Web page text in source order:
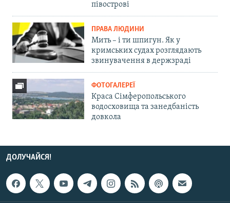
півострові
ПРАВА ЛЮДИНИ
Мить – і ти шпигун. Як у
кримських судах розглядають
звинувачення в держзраді
ФОТОГАЛЕРЕЇ
Краса Сімферопольського
водосховища та занедбаність
довкола
ДОЛУЧАЙСЯ!